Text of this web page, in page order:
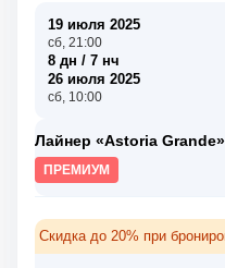
19 июля 2025
сб, 21:00
8 дн / 7 нч
26 июля 2025
сб, 10:00
Лайнер «Astoria Grande»
ПРЕМИУМ
Скидка до 20% при